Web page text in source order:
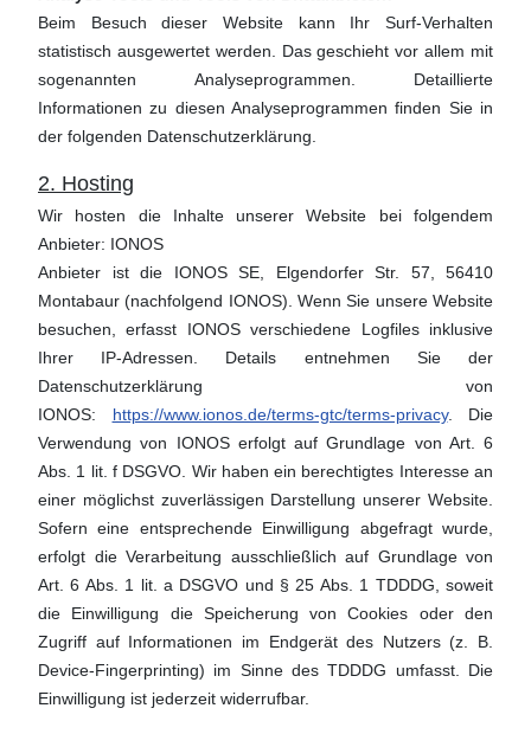
Beim Besuch dieser Website kann Ihr Surf-Verhalten
statistisch ausgewertet werden. Das geschieht vor allem mit
sogenannten Analyseprogrammen. Detaillierte
Informationen zu diesen Analyseprogrammen finden Sie in
der folgenden Datenschutzerklärung.
2. Hosting
Wir hosten die Inhalte unserer Website bei folgendem
Anbieter: IONOS
Anbieter ist die IONOS SE, Elgendorfer Str. 57, 56410
Montabaur (nachfolgend IONOS). Wenn Sie unsere Website
besuchen, erfasst IONOS verschiedene Logfiles inklusive
Ihrer IP-Adressen. Details entnehmen Sie der
Datenschutzerklärung von
IONOS: https://www.ionos.de/terms-gtc/terms-privacy. Die
Verwendung von IONOS erfolgt auf Grundlage von Art. 6
Abs. 1 lit. f DSGVO. Wir haben ein berechtigtes Interesse an
einer möglichst zuverlässigen Darstellung unserer Website.
Sofern eine entsprechende Einwilligung abgefragt wurde,
erfolgt die Verarbeitung ausschließlich auf Grundlage von
Art. 6 Abs. 1 lit. a DSGVO und § 25 Abs. 1 TDDDG, soweit
die Einwilligung die Speicherung von Cookies oder den
Zugriff auf Informationen im Endgerät des Nutzers (z. B.
Device-Fingerprinting) im Sinne des TDDDG umfasst. Die
Einwilligung ist jederzeit widerrufbar.